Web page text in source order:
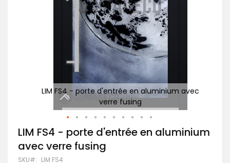
LIM FS4 - porte d'entrée en aluminium avec
verre fusing
Passer
au
début
de
LIM FS4 - porte d'entrée en aluminium
avec verre fusing
SKU LIM FS4